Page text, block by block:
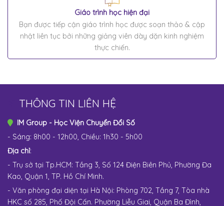
THÔNG TIN LIÊN HỆ
IM Group - Học Viện Chuyển Đổi Số
- Sáng: 8h00 - 12h00, Chiều: 1h30 - 5h00
Địa chỉ:
- Trụ sở tại Tp.HCM: Tầng 3, Số 124 Điện Biên Phủ, Phường Đa
Kao, Quận 1, TP. Hồ Chí Minh.
- Văn phòng đại diện tại Hà Nội: Phòng 702, Tầng 7, Tòa nhà
HKC số 285, Phố Đội Cấn. Phường Liễu Giai, Quận Ba Đình,
Giáo trình học hiện đại
Bạn được tiếp cận giáo trình học được soạn thảo & cập
nhật liên tục bởi những giảng viên dày dặn kinh nghiệm
thực chiến.